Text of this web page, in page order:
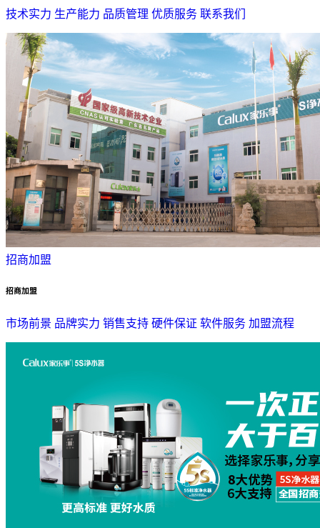
技术实力 生产能力 品质管理 优质服务 联系我们
招商加盟
招商加盟
市场前景 品牌实力 销售支持 硬件保证 软件服务 加盟流程